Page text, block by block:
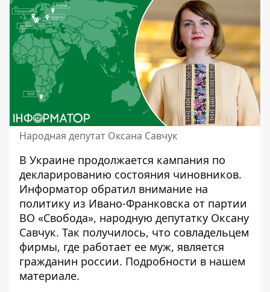
Народная депутат Оксана Савчук
В Украине продолжается кампания по
декларированию состояния чиновников.
Информатор обратил внимание на
политику из Ивано-Франковска от партии
ВО «Свобода», народную депутатку Оксану
Савчук. Так получилось, что совладельцем
фирмы, где работает ее муж, является
гражданин россии. Подробности в нашем
материале.